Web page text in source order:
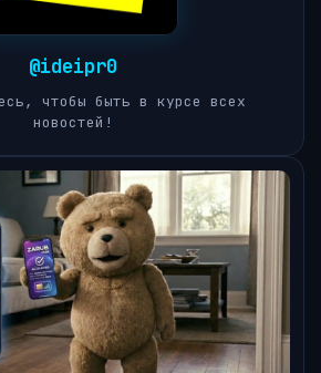
@ideipr0
чтобы быть в курсе всех
новостей!